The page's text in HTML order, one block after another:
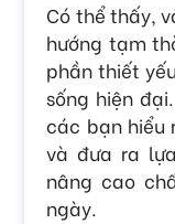
Có thể thấy,
hướng tạm
phần thiết
sống hiện
các bạn hiểu
và đưa ra
nâng cao
ngày.